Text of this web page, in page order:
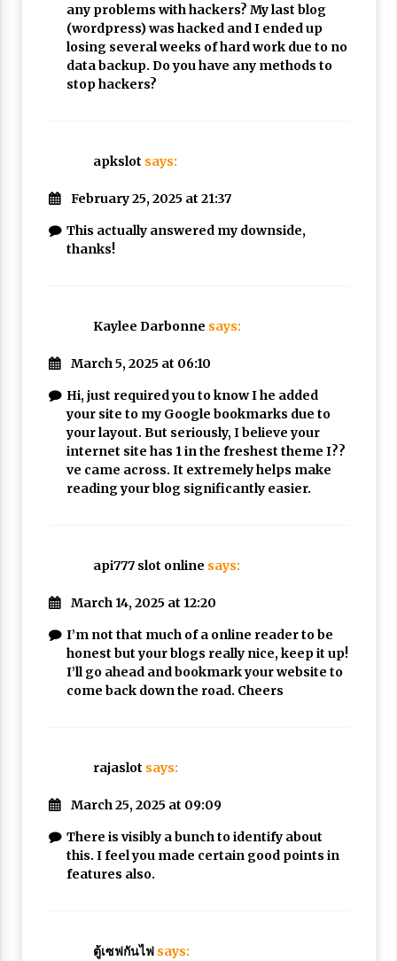
any problems with hackers? My last blog
(wordpress) was hacked and I ended up
losing several weeks of hard work due to no
data backup. Do you have any methods to
stop hackers?
apkslot says:
February 25, 2025 at 21:37
This actually answered my downside,
thanks!
Kaylee Darbonne says:
March 5, 2025 at 06:10
Hi, just required you to know I he added
your site to my Google bookmarks due to
your layout. But seriously, I believe your
internet site has 1 in the freshest theme I??
ve came across. It extremely helps make
reading your blog significantly easier.
api777 slot online says:
March 14, 2025 at 12:20
I’m not that much of a online reader to be
honest but your blogs really nice, keep it up!
I’ll go ahead and bookmark your website to
come back down the road. Cheers
rajaslot says:
March 25, 2025 at 09:09
There is visibly a bunch to identify about
this. I feel you made certain good points in
features also.
ตู้เซฟกันไฟ says: